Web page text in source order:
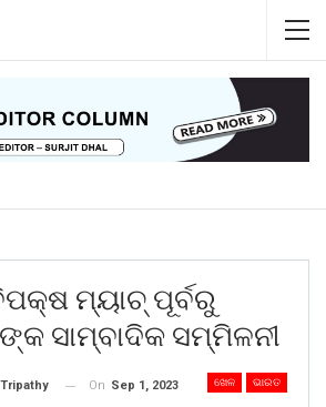
ମ୍ୟାଚ୍ ପୂର୍ବରୁ
ସାମ୍ବାଦିକ ସମ୍ମିଳନୀ
ଖେଳ ଭାରତ
On Sep 1, 2023